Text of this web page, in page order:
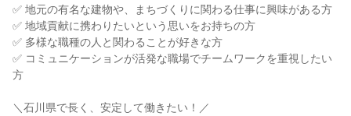
✅ 地元の有名な建物や、まちづくりに関わる仕事に興味がある方
✅ 地域貢献に携わりたいという思いをお持ちの方
✅ 多様な職種の人と関わることが好きな方
✅ コミュニケーションが活発な職場でチームワークを重視したい
方
＼石川県で長く、安定して働きたい！／